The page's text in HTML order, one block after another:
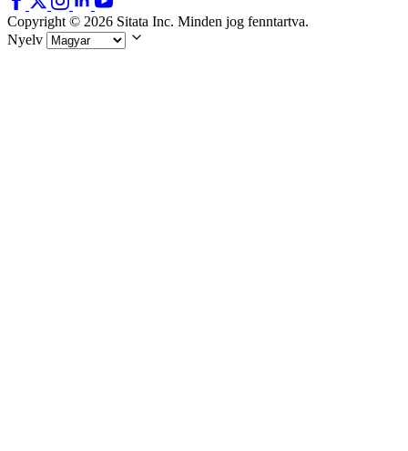
Copyright © 2026 Sitata Inc. Minden jog fenntartva.
Nyelv